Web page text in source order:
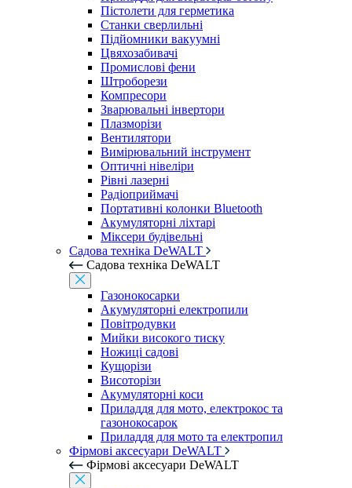
Пістолети для герметика
Станки сверлильні
Підйомники вакуумні
Цвяхозабивачі
Промислові фени
Штроборези
Компресори
Зварювальні інвертори
Плазморізи
Вентилятори
Вимірювальний інструмент
Оптичні нівеліри
Рівні лазерні
Радіоприймачі
Портативні колонки Bluetooth
Акумуляторні ліхтарі
Міксери будівельні
Садова техніка DeWALT
Садова техніка DeWALT
Газонокосарки
Акумуляторні електропили
Повітродувки
Мийки високого тиску
Ножиці садові
Кущорізи
Висоторізи
Акумуляторні коси
Приладдя для мото, електрокос та
газонокосарок
Приладдя для мото та електропил
Фірмові аксесуари DeWALT
Фірмові аксесуари DeWALT